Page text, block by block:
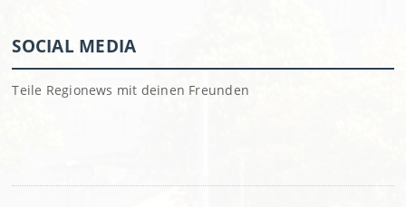
SOCIAL MEDIA
Teile Regionews mit deinen Freunden